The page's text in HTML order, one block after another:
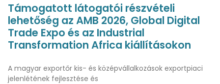
Támogatott látogatói részvételi
lehetőség az AMB 2026, Global Digital
Trade Expo és az Industrial
Transformation Africa kiállításokon
A magyar exportőr kis- és középvállalkozások exportpiaci
jelenlétének fejlesztése és